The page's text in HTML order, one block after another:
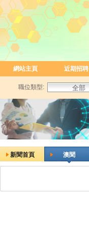
網站主頁 近期招聘
職位類型:
新聞首頁 澳聞